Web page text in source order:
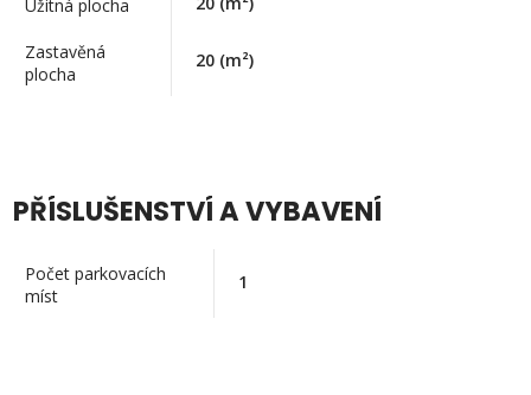
Užitná plocha
Zastavěná
plocha
20 (m²)
PŘÍSLUŠENSTVÍ A VYBAVENÍ
Počet parkovacích
míst
1